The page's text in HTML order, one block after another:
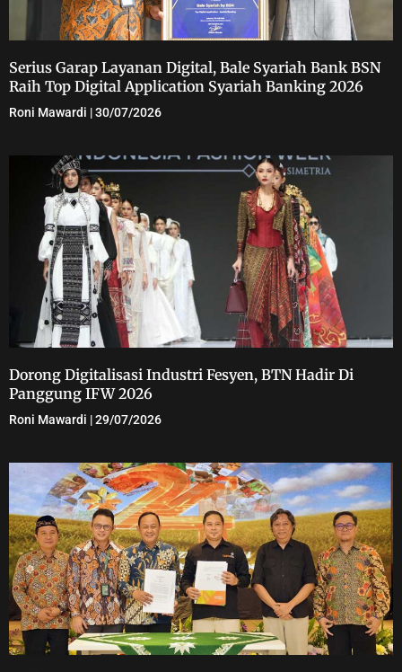
Serius Garap Layanan Digital, Bale Syariah Bank BSN
Raih Top Digital Application Syariah Banking 2026
Roni Mawardi 30/07/2026
Dorong Digitalisasi Industri Fesyen, BTN Hadir Di
Panggung IFW 2026
Roni Mawardi 29/07/2026